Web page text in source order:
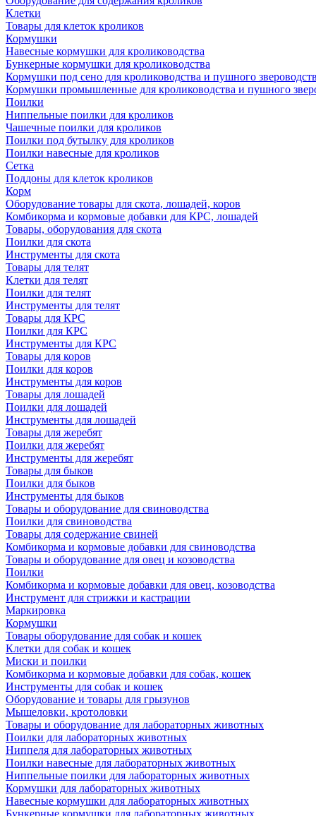
Клетки
Товары для клеток кроликов
Кормушки
Навесные кормушки для кролиководства
Бункерные кормушки для кролиководства
Кормушки под сено для кролиководства и пушного
Кормушки промышленные для кролиководства и пушного
Поилки
Ниппельные поилки для кроликов
Чашечные поилки для кроликов
Поилки под бутылку для кроликов
Поилки навесные для кроликов
Сетка
Поддоны для клеток кроликов
Корм
Оборудование товары для скота, лошадей, коров
Комбикорма и кормовые добавки для КРС, лошадей
Товары, оборудования для скота
Поилки для скота
Инструменты для скота
Товары для телят
Клетки для телят
Поилки для телят
Инструменты для телят
Товары для КРС
Поилки для КРС
Инструменты для КРС
Товары для коров
Поилки для коров
Инструменты для коров
Товары для лошадей
Поилки для лошадей
Инструменты для лошадей
Товары для жеребят
Поилки для жеребят
Инструменты для жеребят
Товары для быков
Поилки для быков
Инструменты для быков
Товары и оборудование для свиноводства
Поилки для свиноводства
Товары для содержание свиней
Комбикорма и кормовые добавки для свиноводства
Товары и оборудование для овец и козоводства
Поилки
Комбикорма и кормовые добавки для овец, козоводства
Инструмент для стрижки и кастрации
Маркировка
Кормушки
Товары оборудование для собак и кошек
Клетки для собак и кошек
Миски и поилки
Комбикорма и кормовые добавки для собак, кошек
Инструменты для собак и кошек
Оборудование и товары для грызунов
Мышеловки, кротоловки
Товары и оборудование для лабораторных животных
Поилки для лабораторных животных
Ниппеля для лабораторных животных
Поилки навесные для лабораторных животных
Ниппельные поилки для лабораторных животных
Кормушки для лабораторных животных
Навесные кормушки для лабораторных животных
Бункерные кормушки для лабораторных животных